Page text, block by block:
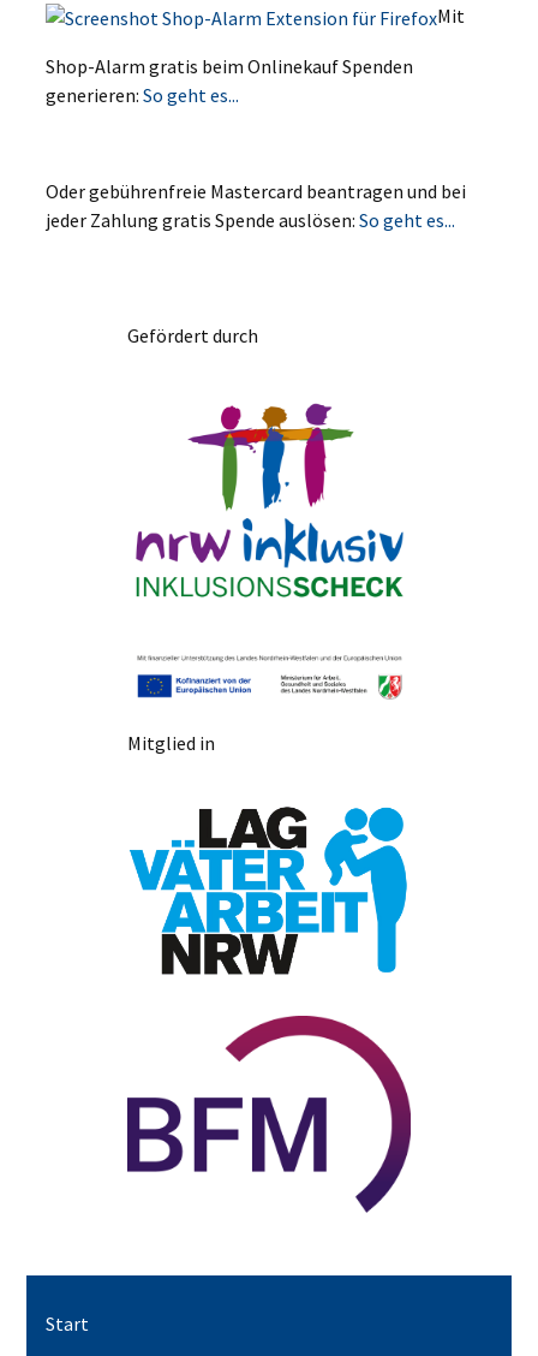
Mit
Shop-Alarm gratis beim Onlinekauf Spenden
generieren:So geht es...
Oder gebührenfreie Mastercard beantragen und bei
jeder Zahlung gratis Spende auslösen:So geht es...
Gefördert durch
Mitglied in
Start